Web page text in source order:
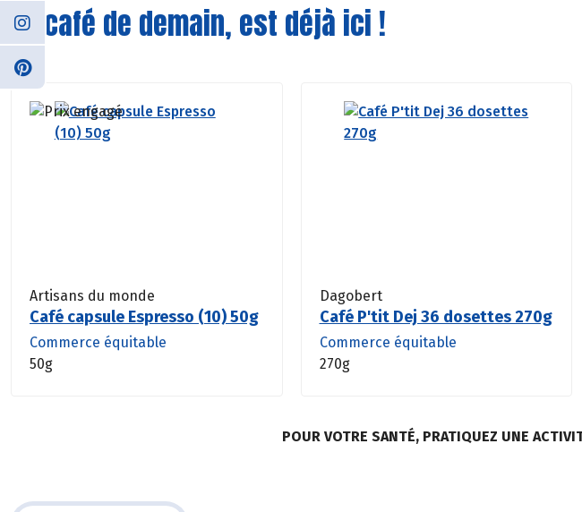
Le café de demain, est déjà ici !
Artisans du monde
Café capsule Espresso (10) 50g
Commerce équitable
50g
Dagobert
Café P'tit Dej 36 dosettes 270g
Commerce équitable
270g
POUR VOTRE SANTÉ, PRATIQUEZ UNE